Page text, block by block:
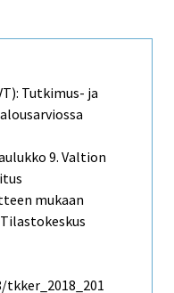
Tutkimus- ja
9. Valtion
mukaan